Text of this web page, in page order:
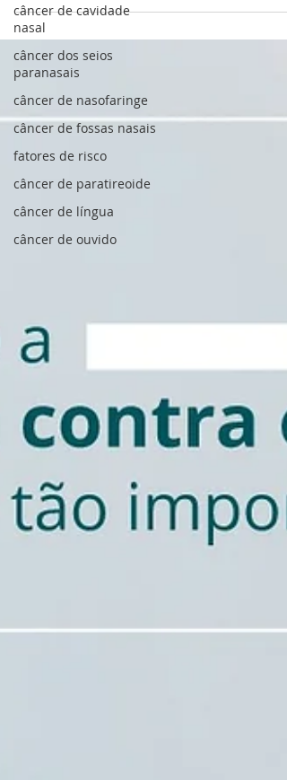
câncer de cavidade
nasal
câncer dos seios
paranasais
câncer de nasofaringe
câncer de fossas nasais
fatores de risco
câncer de paratireoide
câncer de língua
câncer de ouvido
garganta. Será que é algo grave? Nódulos
nessa região...